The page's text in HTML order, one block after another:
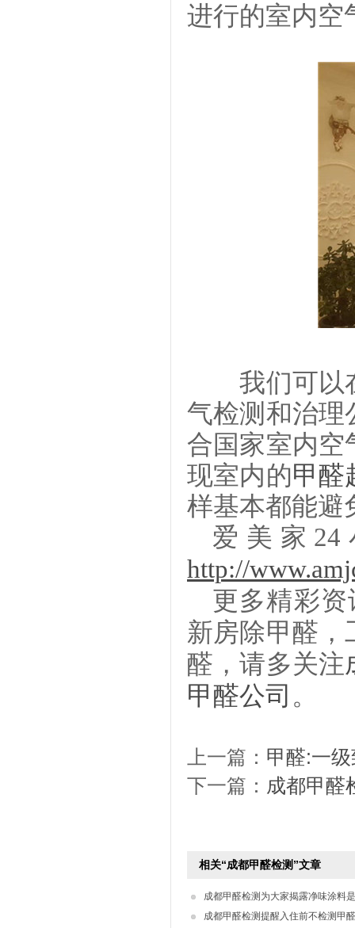
进行的室内空
我们可以在
气检测和治理
合国家室内空
现室内的甲醛
样基本都能避
爱美家
http://
更多精彩资
新房除甲醛 ，
醛，请多关注
甲醛公司 。
上一篇： 甲醛:一
下一篇： 成都甲醛
相关“成都甲醛检测”文章
成都甲醛检测为大家揭露净味涂料
成都甲醛检测提醒入住前不检测甲